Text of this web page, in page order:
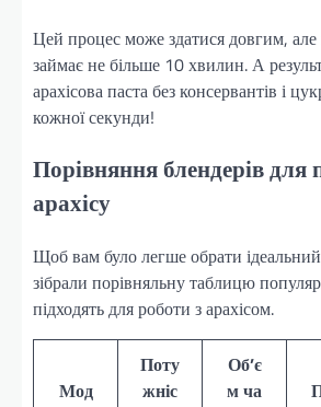
Цей процес може здатися довгим, але
займає не більше 10 хвилин. А
арахісова паста без консервантів і
кожної секунди!
Порівняння блендерів для
арахісу
Щоб вам було легше обрати
зібрали порівняльну таблицю
підходять для роботи з арахісом.
Мод
Поту
жніс
Об’є
м ча